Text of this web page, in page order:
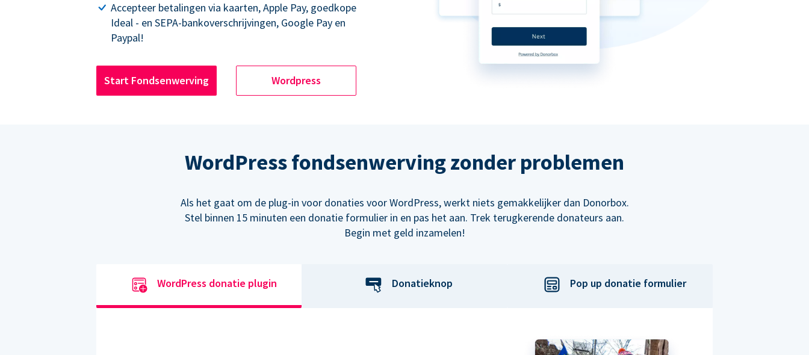
Accepteer betalingen via kaarten, Apple Pay, goedkope
Ideal - en SEPA-bankoverschrijvingen, Google Pay en
Paypal!
Start Fondsenwerving Wordpress
WordPress fondsenwerving zonder problemen
Als het gaat om de plug-in voor donaties voor WordPress, werkt niets gemakkelijker dan Donorbox.
Stel binnen 15 minuten een donatie formulier in en pas het aan. Trek terugkerende donateurs aan.
Begin met geld inzamelen!
WordPress donatie plugin Donatieknop Pop up donatie formulier